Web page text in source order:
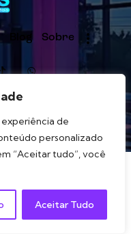
de
personalizado
“Aceitar tudo”, você
Aceitar Tudo
Blog Sobre
crescer com